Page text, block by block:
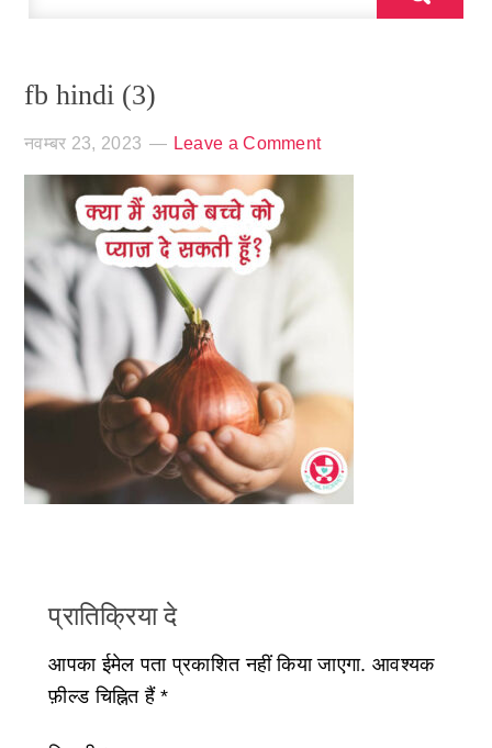
fb hindi (3)
नवम्बर 23, 2023 Leave a Comment
प्रातिक्रिया दे
आपका ईमेल पता प्रकाशित नहीं किया जाएगा. आवश्यक
फ़ील्ड चिह्नित हैं*